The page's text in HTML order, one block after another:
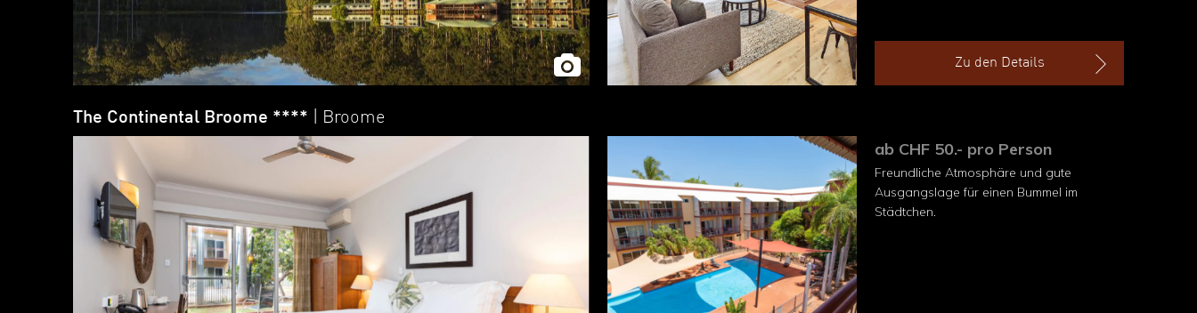
Zu den Details
The Continental Broome **** | Broome
ab CHF 50.- pro Person
Freundliche Atmosphäre und gute
Ausgangslage für einen Bummel im
Städtchen.